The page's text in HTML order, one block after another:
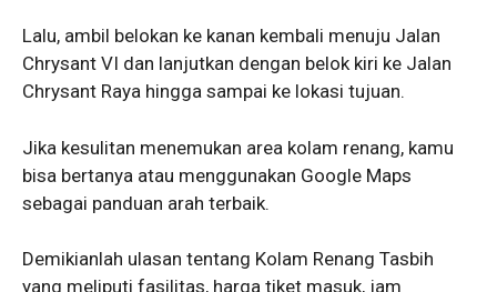
Lalu, ambil belokan ke kanan kembali menuju Jalan
Chrysant VI dan lanjutkan dengan belok kiri ke Jalan
Chrysant Raya hingga sampai ke lokasi tujuan.
Jika kesulitan menemukan area kolam renang, kamu
bisa bertanya atau menggunakan Google Maps
sebagai panduan arah terbaik.
Demikianlah ulasan tentang Kolam Renang Tasbih
yang meliputi fasilitas, harga tiket masuk, jam